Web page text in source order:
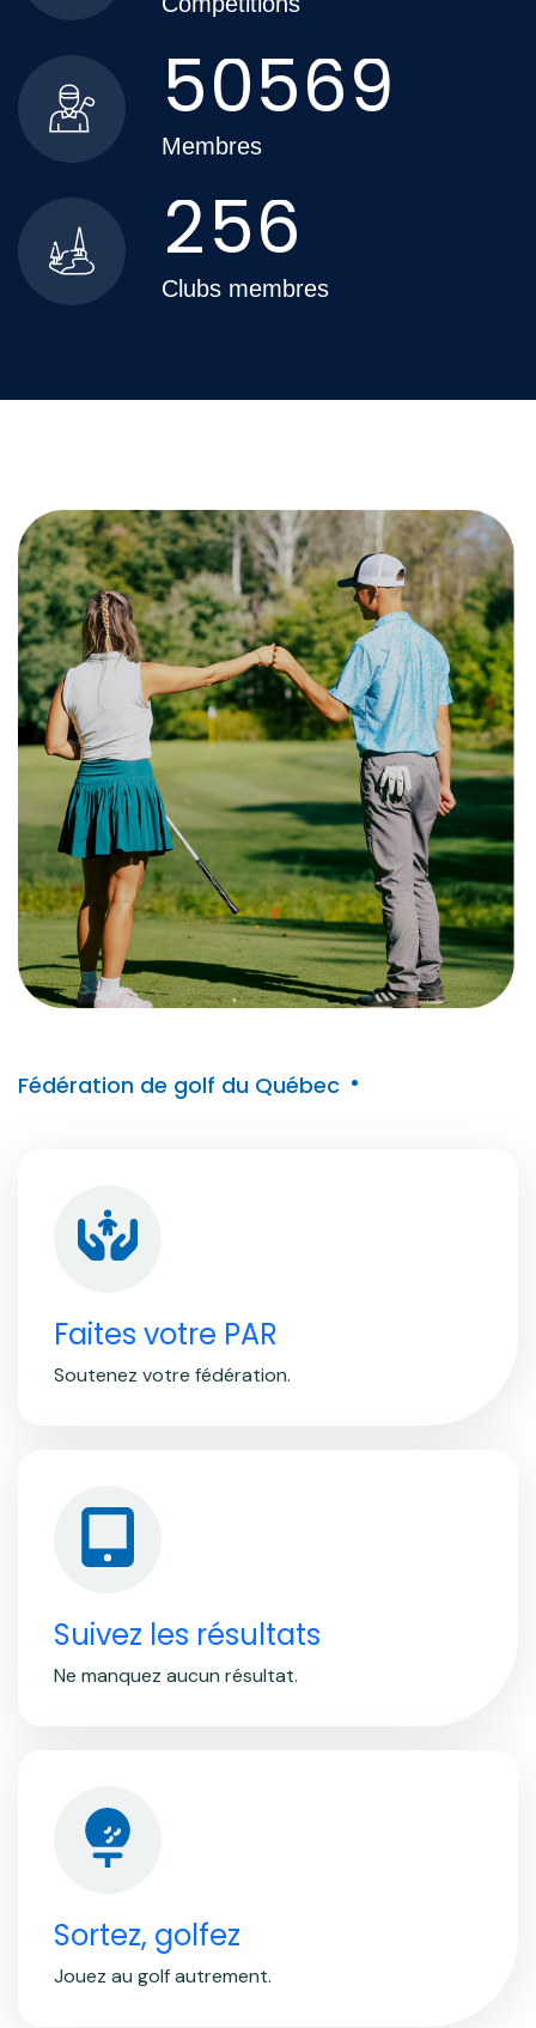
50569
Membres
256
Clubs membres
Fédération de golf du Québec
Faites votre PAR
Soutenez votre fédération.
Suivez les résultats
Ne manquez aucun résultat.
Sortez, golfez
Jouez au golf autrement.